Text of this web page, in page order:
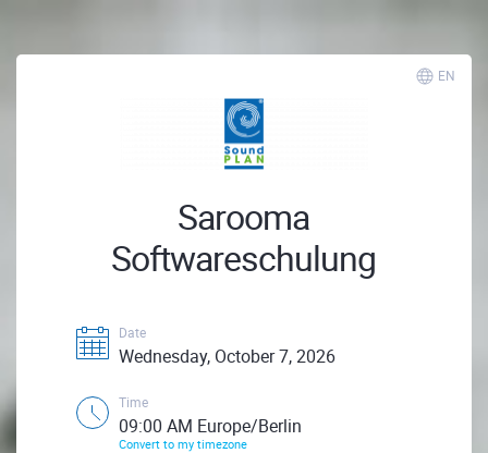
EN
Sarooma
Softwareschulung
Date
Wednesday, October 7, 2026
Time
09:00 AM Europe/Berlin
Convert to my timezone